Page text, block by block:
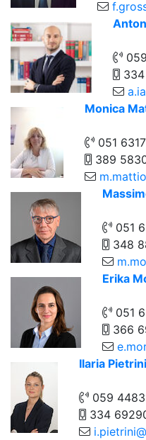
Monica
051
389
051
348
Erika
051
366
Ilaria Pietrini
059
334